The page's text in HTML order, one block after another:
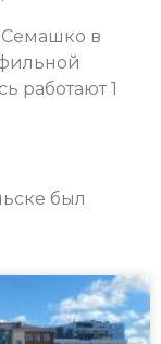
в
работают 1
был